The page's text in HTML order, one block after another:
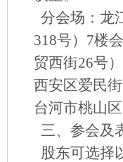
分会场：龙
318号）7楼
贸西街26号
西安区爱民
台河市桃山
三、参会及
股东可选择